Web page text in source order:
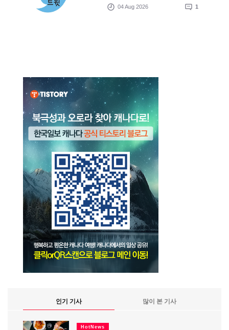
04 Aug 2026 1
인기 기사 많이 본 기사
HotNews